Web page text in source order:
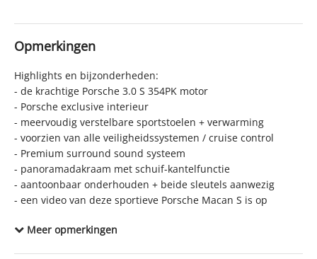
Max. trekgewicht ongeremd
750 kg
CO₂-emissie
Laksoort
BTW verrekenbaar
Nee (margeregeling)
Bijtellingspercentage
APK
tot 13-04-2028
Onderhoudsboekjes aanwezig
Ja
Locatie
Sappemeer
Opmerkingen
Highlights en bijzonderheden:
- de krachtige Porsche 3.0 S 354PK motor
- Porsche exclusive interieur
- meervoudig verstelbare sportstoelen + verwarming
- voorzien van alle veiligheidssystemen / cruise control
- Premium surround sound systeem
- panoramadakraam met schuif-kantelfunctie
- aantoonbaar onderhouden + beide sleutels aanwezig
- een video van deze sportieve Porsche Macan S is op
Meer opmerkingen